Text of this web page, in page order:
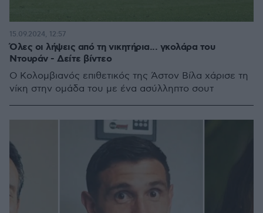
Όλες οι λήψεις από τη νικητήρια... γκολάρα του
Ντουράν - Δείτε βίντεο
Ο Κολομβιανός επιθετικός της Άστον Βίλα χάρισε τη
νίκη στην ομάδα του με ένα ασύλληπτο σουτ
15.09.2024, 12:57